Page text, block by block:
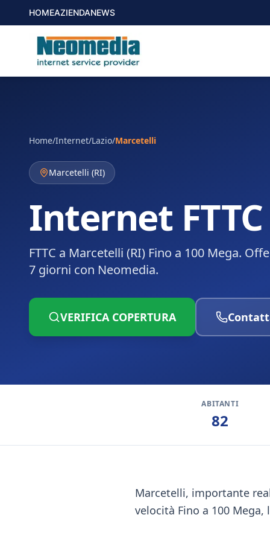
HOMEAZIENDANEWS
Home/Internet/Lazio/Marcetelli
Marcetelli (RI)
Internet
FTTC a Marcetelli (RI) Fino a 100 Mega.
7 giorni con Neomedia.
VERIFICA COPERTURA
ABITANTI
82
Marcetelli, importante
velocità Fino a 100